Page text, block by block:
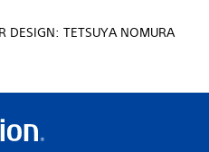
DESIGN: TETSUYA NOMURA